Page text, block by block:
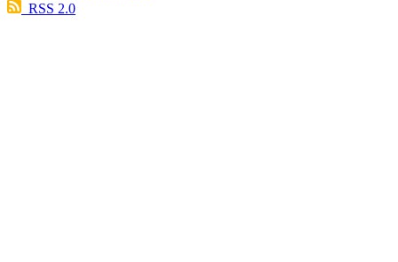
RSS 2.0